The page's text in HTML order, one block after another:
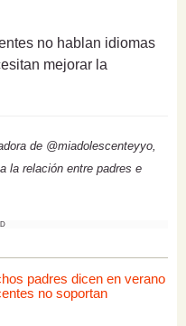
no hablan idiomas
mejorar la
de @miadolescenteyyo,
la relación entre padres e
padres dicen en verano
no soportan